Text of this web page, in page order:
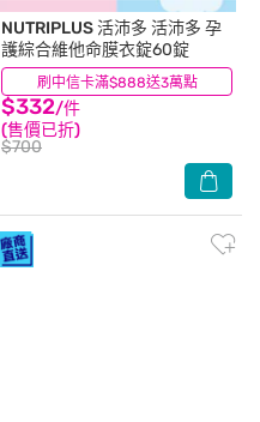
刷中信卡滿$888送3萬點
NUTRIPLUS 活沛多 活沛多 孕
護綜合維他命膜衣錠60錠
$332/件
(售價已折)
$700
(4)